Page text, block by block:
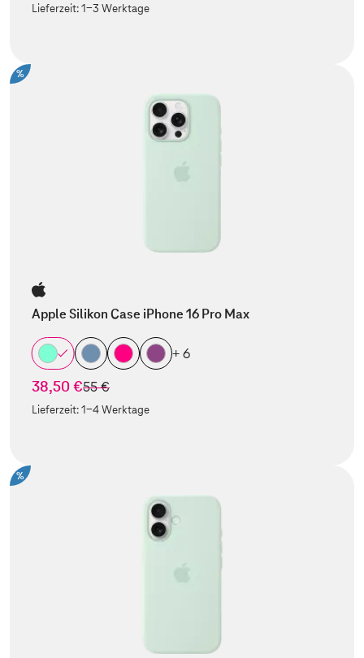
Lieferzeit:1-3 Werktage
%
Apple Silikon Case iPhone 16 Pro Max
+ 6
38,50 €statt
55 €
Lieferzeit:1-4 Werktage
%